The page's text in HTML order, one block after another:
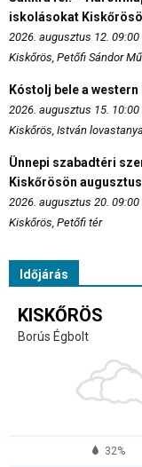
iskolásokat
2026. augusztus 12. 09:00
Kiskőrös, Petőfi Sándor
Kóstolj bele a
2026. augusztus 15. 10:00
Kiskőrös, István lovastanya
Ünnepi szabadtéri
Kiskőrösön
2026. augusztus 20. 09:00
Kiskőrös, Petőfi tér
Időjárás
KISKŐRÖS
Borús Égbolt
32%